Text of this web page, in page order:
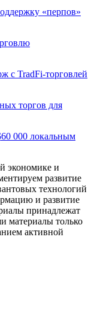
«перпов»
с TradFi-торговлей
торгов для
000 локальным
экономике и
развитие
технологий
и развитие
принадлежат
материалы только
активной